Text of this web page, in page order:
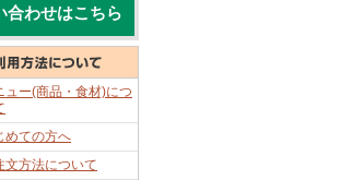
合わせはこちら
ュー(商品・食材)につ
めての方へ
文方法について